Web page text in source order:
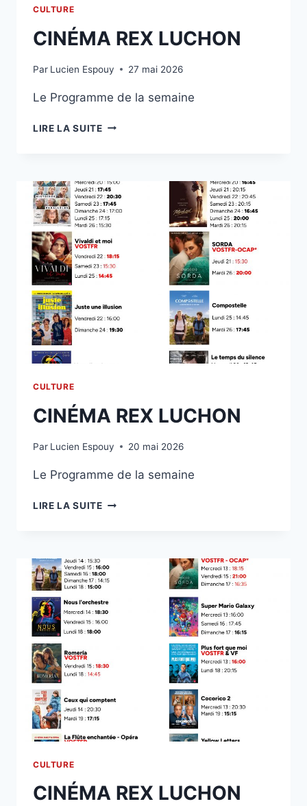
CULTURE
CINÉMA REX LUCHON
Par Lucien Espouy 27 mai 2026
Le Programme de la semaine
LIRE LA SUITECINÉMA
CULTURE
CINÉMA REX LUCHON
Par Lucien Espouy 20 mai 2026
Le Programme de la semaine
LIRE LA SUITECINÉMA
CULTURE
CINÉMA REX LUCHON